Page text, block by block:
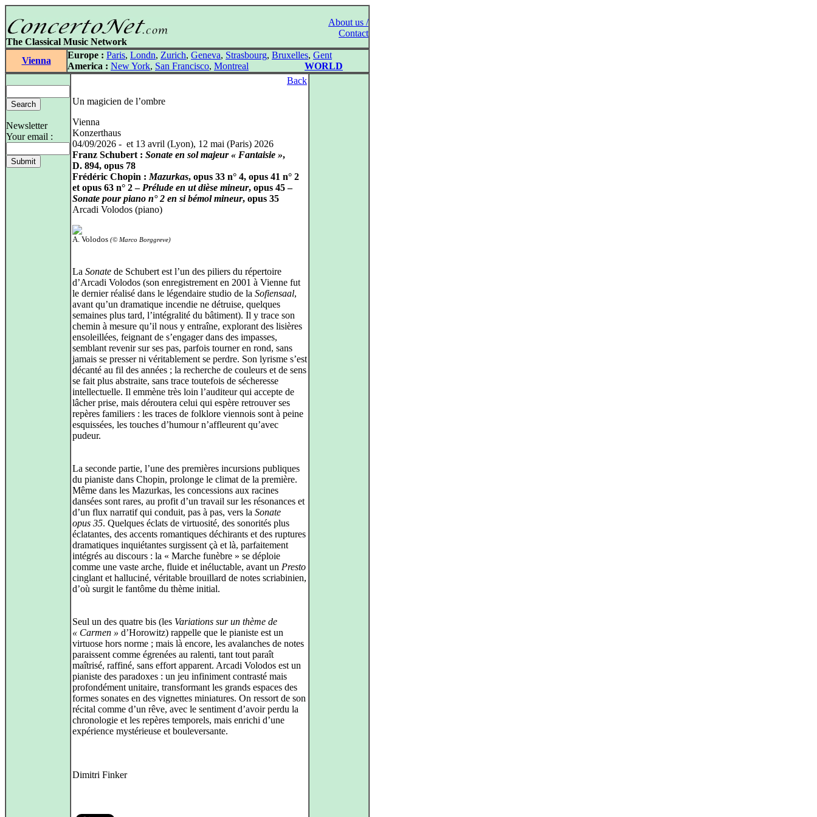
About us /
Contact
The Classical Music Network
Vienna
Europe : Paris, Londn, Zurich, Geneva, Strasbourg, Bruxelles, Gent
America : New York, San Francisco, Montreal WORLD
Newsletter
Your email :
Back
Un magicien de l’ombre
Vienna
Konzerthaus
04/09/2026 - et 13 avril (Lyon), 12 mai (Paris) 2026
Franz Schubert : Sonate en sol majeur « Fantaisie »,
D. 894, opus 78
Frédéric Chopin : Mazurkas, opus 33 n° 4, opus 41 n° 2
et opus 63 n° 2 – Prélude en ut dièse mineur, opus 45 –
Sonate pour piano n° 2 en si bémol mineur, opus 35
Arcadi Volodos (piano)
A. Volodos (© Marco Borggreve)
La Sonate de Schubert est l’un des piliers du répertoire
d’Arcadi Volodos (son enregistrement en 2001 à Vienne fut
le dernier réalisé dans le légendaire studio de la Sofiensaal,
avant qu’un dramatique incendie ne détruise, quelques
semaines plus tard, l’intégralité du bâtiment). Il y trace son
chemin à mesure qu’il nous y entraîne, explorant des lisières
ensoleillées, feignant de s’engager dans des impasses,
semblant revenir sur ses pas, parfois tourner en rond, sans
jamais se presser ni véritablement se perdre. Son lyrisme s’est
décanté au fil des années ; la recherche de couleurs et de sens
se fait plus abstraite, sans trace toutefois de sécheresse
intellectuelle. Il emmène très loin l’auditeur qui accepte de
lâcher prise, mais déroutera celui qui espère retrouver ses
repères familiers : les traces de folklore viennois sont à peine
esquissées, les touches d’humour n’affleurent qu’avec
pudeur.
La seconde partie, l’une des premières incursions publiques
du pianiste dans Chopin, prolonge le climat de la première.
Même dans les Mazurkas, les concessions aux racines
dansées sont rares, au profit d’un travail sur les résonances et
d’un flux narratif qui conduit, pas à pas, vers la Sonate
opus 35. Quelques éclats de virtuosité, des sonorités plus
éclatantes, des accents romantiques déchirants et des ruptures
dramatiques inquiétantes surgissent çà et là, parfaitement
intégrés au discours : la « Marche funèbre » se déploie
comme une vaste arche, fluide et inéluctable, avant un Presto
cinglant et halluciné, véritable brouillard de notes scriabinien,
d’où surgit le fantôme du thème initial.
Seul un des quatre bis (les Variations sur un thème de
« Carmen » d’Horowitz) rappelle que le pianiste est un
virtuose hors norme ; mais là encore, les avalanches de notes
paraissent comme égrenées au ralenti, tant tout paraît
maîtrisé, raffiné, sans effort apparent. Arcadi Volodos est un
pianiste des paradoxes : un jeu infiniment contrasté mais
profondément unitaire, transformant les grands espaces des
formes sonates en des vignettes miniatures. On ressort de son
récital comme d’un rêve, avec le sentiment d’avoir perdu la
chronologie et les repères temporels, mais enrichi d’une
expérience mystérieuse et bouleversante.
Dimitri Finker